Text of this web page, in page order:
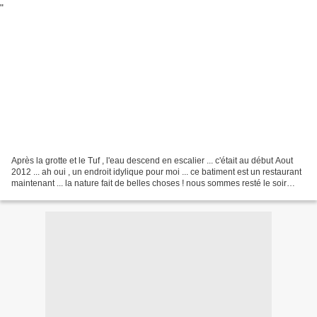
Après la grotte et le Tuf , l'eau descend en escalier ... c'était au début Aout
2012 ... ah oui , un endroit idylique pour moi ... ce batiment est un restaurant
maintenant ... la nature fait de belles choses ! nous sommes resté le soir